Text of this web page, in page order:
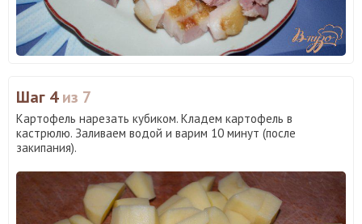
Шаг 4из 7
Картофель нарезать кубиком. Кладем картофель в
кастрюлю. Заливаем водой и варим 10 минут (после
закипания).